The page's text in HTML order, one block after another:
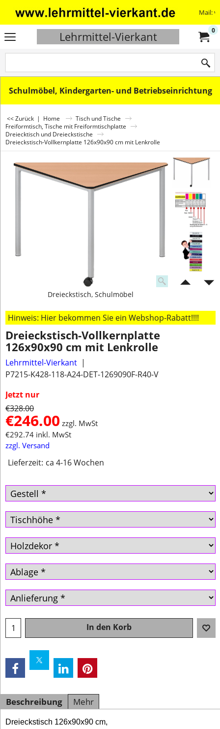
Mail:
Lehrmittel-Vierkant 0
Schulmöbel, Kindergarten- und Betriebseinrichtung
<< Zurück | Home
Tisch und Tische
Freiformtisch, Tische mit Freiformtischplatte
Dreiecktisch und Dreieckstische
Dreieckstisch-Vollkernplatte 126x90x90 cm mit Lenkrolle
Dreieckstisch, Schulmöbel
Hinweis: Hier bekommen Sie ein Webshop-Rabatt!!!!
Dreieckstisch-Vollkernplatte
126x90x90 cm mit Lenkrolle
Lehrmittel-Vierkant
P7215-K428-118-A24-DET-1269090F-R40-V
Jetzt nur
€328.00
€246.00 zzgl. MwSt
€292.74 inkl. MwSt
zzgl. Versand
Lieferzeit: ca 4-16 Wochen
In den Korb
Beschreibung Mehr
Dreieckstisch 126x90x90 cm,